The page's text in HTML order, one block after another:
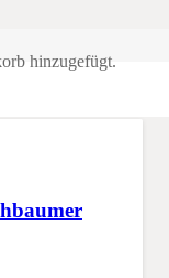
hinzugefügt.